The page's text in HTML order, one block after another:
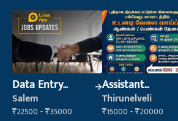
Data Entry
Operator
Salem
₹22500 - ₹35000
Assistant
Manager
Thirunelveli
₹15000 - ₹20000